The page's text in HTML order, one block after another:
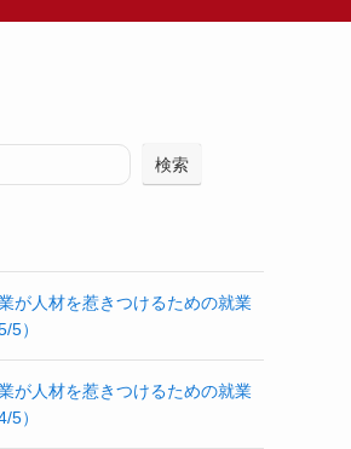
検索
が人材を惹きつけるための就業
5）
が人材を惹きつけるための就業
5）